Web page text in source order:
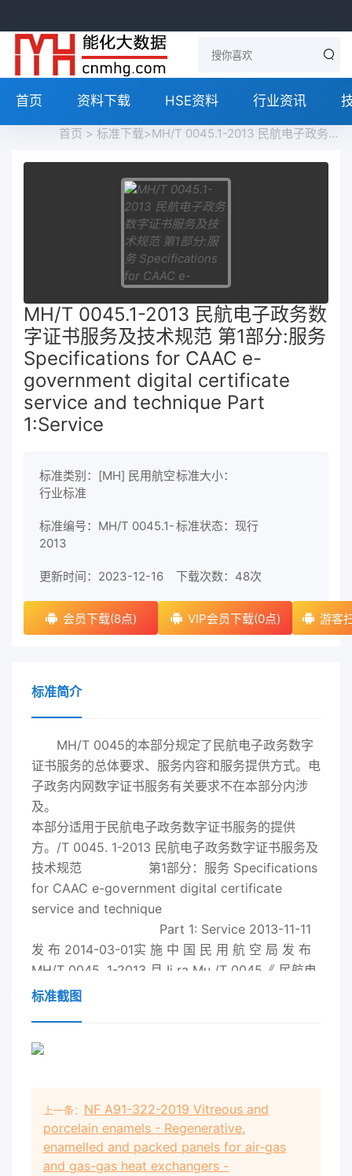
首页 资料下载 HSE资料 行业资讯
首页 > 标准下载>MH/T 0045.1-2013 民航电子政务数字证书服务及技术规范 第1部分:服务 Specifications for CAAC e-government digital certificate service and technique Part 1:Service免费下载
MH/T 0045.1-2013 民航电子政务数
字证书服务及技术规范 第1部分:服务
Specifications for CAAC e-
government digital certificate
service and technique Part
1:Service
标准类别：[MH] 民用航空
行业标准
标准大小：
标准编号：MH/T 0045.1-
2013
标准状态：现行
更新时间：2023-12-16 下载次数： 48次
会员下载(8点) VIP会员下载(0点) 游客
标准简介
MH/T 0045的本部分规定了民航电子政务数字
证书服务的总体要求、服务内容和服务提供方式。电
子政务内网数字证书服务有关要求不在本部分内涉
及。
本部分适用于民航电子政务数字证书服务的提供
方。/T 0045. 1-2013 民航电子政务数字证书服务及
技术规范 第1部分：服务 Specifications
for CAAC e-government digital certificate
service and technique
Part 1: Service 2013-11-11
发 布 2014-03-01实 施 中 国 民 用 航 空 局 发 布
MH/T 0045. 1-2013 月 Ii ra Mu /T 0045《 民航电
子政务数字证书服务及技术规范 》 分为四个部分＜
集成 。 本部分为第1部分 。 本部分按照GB/T 1. 1-
标准截图
上一条： NF A91-322-2019 Vitreous and
porcelain enamels - Regenerative,
enamelled and packed panels for air-gas
and gas-gas heat exchangers -